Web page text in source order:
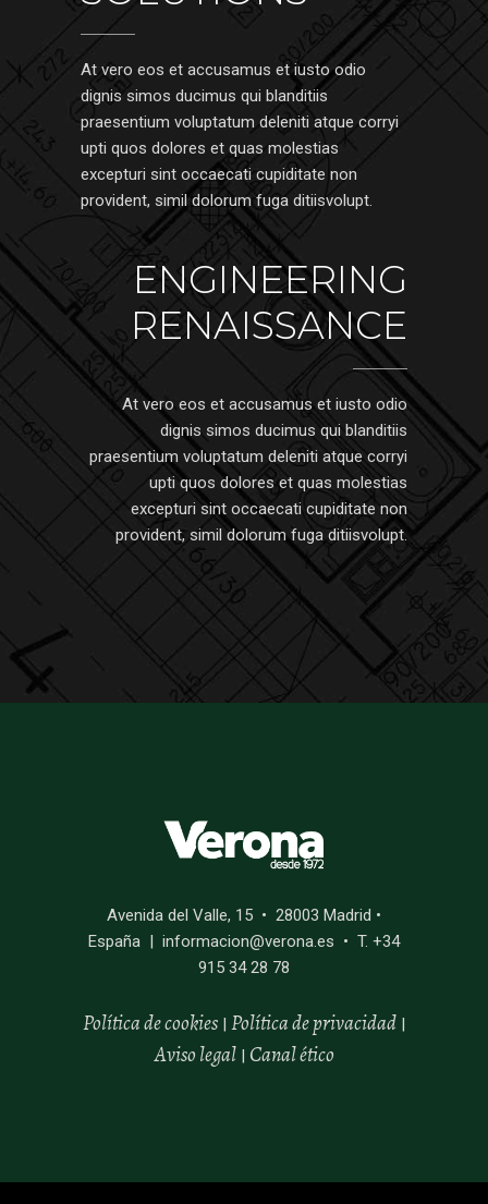
At vero eos et accusamus et iusto odio
dignis simos ducimus qui blanditiis
praesentium voluptatum deleniti atque corryi
upti quos dolores et quas molestias
excepturi sint occaecati cupiditate non
provident, simil dolorum fuga ditiisvolupt.
ENGINEERING
RENAISSANCE
At vero eos et accusamus et iusto odio
dignis simos ducimus qui blanditiis
praesentium voluptatum deleniti atque corryi
upti quos dolores et quas molestias
excepturi sint occaecati cupiditate non
provident, simil dolorum fuga ditiisvolupt.
Avenida del Valle, 15 • 28003 Madrid •
España | informacion@verona.es • T. +34
915 34 28 78
Política de cookies | Política de privacidad |
Aviso legal | Canalético